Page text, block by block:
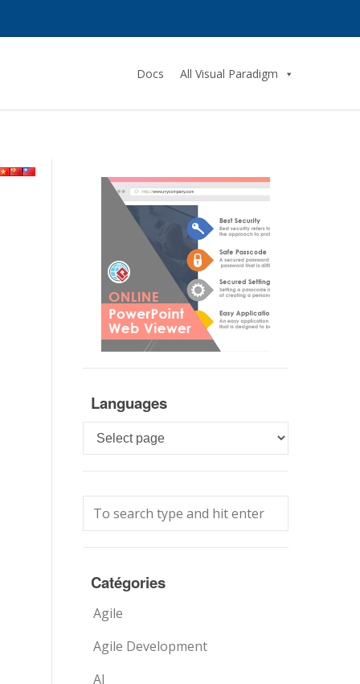
Docs All Visual Paradigm
Languages
Languages
Catégories
Agile
Agile Development
AI